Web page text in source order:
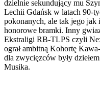
dzielnie sekundujący mu
Lechii Gdańsk w latach 90-
pokonanych, ale tak jego jak
honorowe bramki. Inny
Ekstraligi RB-TLPS czyli
ograł ambitną Kohortę
dla zwycięzców były
Musika.